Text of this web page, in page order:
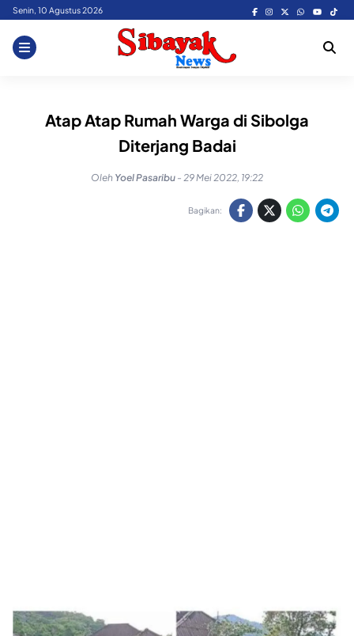
Skip
content
Senin, 10 Agustus 2026
Atap Atap Rumah Warga di Sibolga
Diterjang Badai
Oleh Yoel Pasaribu - 29 Mei 2022, 19:22
Bagikan: